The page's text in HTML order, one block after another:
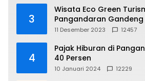
3
Wisata Eco Green
Pangandaran Gandeng
11 Desember 2023 12457
4
Pajak Hiburan di
40 Persen
10 Januari 2024 12229